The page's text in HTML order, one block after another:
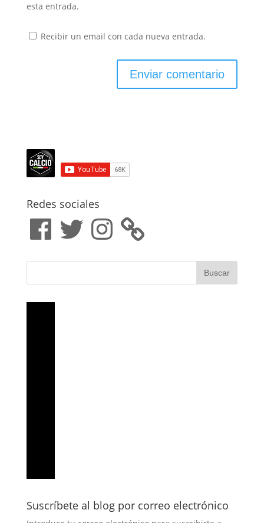
esta entrada.
Recibir un email con cada nueva entrada.
Redes sociales
FacebookTwitter Instagram
Suscríbete al blog por correo electrónico